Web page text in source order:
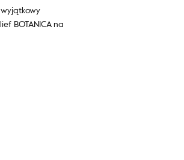
wyjątkowy
BOTANICA na